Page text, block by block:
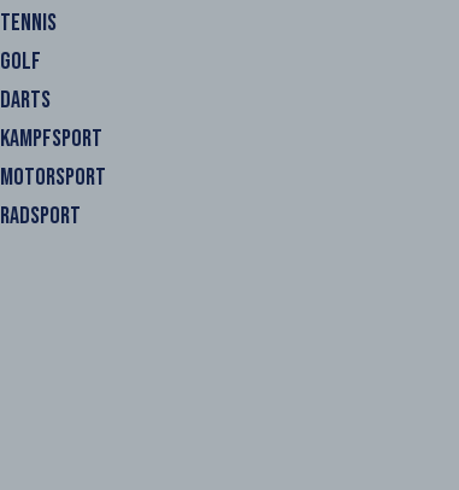
TENNIS
GOLF
DARTS
KAMPFSPORT
MOTORSPORT
RADSPORT